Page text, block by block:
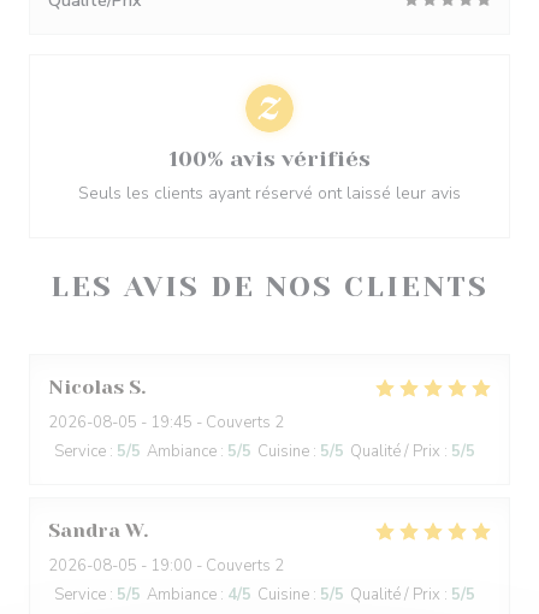
LES AVIS DE NOS CLIENTS
Nicolas S
2026-08-05 - 19:45 - Couverts 2
Service : 5/5 Ambiance : 5/5 Cuisine : 5/5 Qualité / Prix : 5/5
Sandra W
2026-08-05 - 19:00 - Couverts 2
Service : 5/5 Ambiance : 4/5 Cuisine : 5/5 Qualité / Prix : 5/5
100% avis vérifiés
Seuls les clients ayant réservé ont laissé leur avis